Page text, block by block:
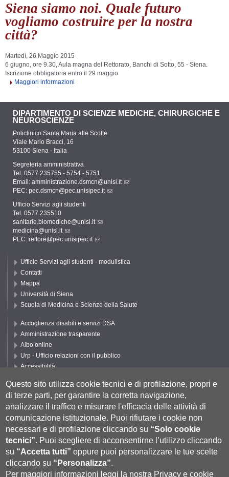
Siena siamo noi. Quale futuro
vogliamo costruire per la nostra
città?
Martedì, 26 Maggio 2015
6 giugno, ore 9.30, Aula magna del Rettorato, Banchi di Sotto, 55 - Siena.
Iscrizione obbligatoria entro il 29 maggio
Maggiori informazioni
DIPARTIMENTO DI SCIENZE MEDICHE, CHIRURGICHE E
NEUROSCIENZE
Policlinico Santa Maria alle Scotte
Viale Mario Bracci, 16
53100 Siena - Italia
Segreteria amministrativa
Tel. 0577 235755 - 5754 - 5751
Email: amministrazione.dsmcn@unisi.it
PEC: pec.dsmcn@pec.unisipec.it
Ufficio Servizi agli studenti
Tel. 0577 235510
sanitarie.biomediche@unisi.it
medicina@unisi.it
PEC: rettore@pec.unisipec.it
Ufficio Servizi agli studenti - modulistica
Contatti
Mappa
Università di Siena
Scuola di Medicina e Scienze della Salute
Accoglienza disabili e servizi DSA
Amministrazione trasparente
Albo online
Urp - Ufficio relazioni con il pubblico
Accessibilità
Cookie settings
Segui UNISI
Questo sito utilizza cookie tecnici e di profilazione, propri e
di terze parti, per garantire la corretta navigazione,
analizzare il traffico e misurare l'efficacia delle attività di
comunicazione istituzionale. Puoi rifiutare i cookie non
necessari e di profilazione cliccando su “Solo cookie
tecnici”. Puoi scegliere di acconsentirne l’utilizzo cliccando
su “Accetta tutti” oppure puoi personalizzare le tue scelte
cliccando su “Personalizza”.
Per maggiori informazioni leggi la nostra Privacy e cookie